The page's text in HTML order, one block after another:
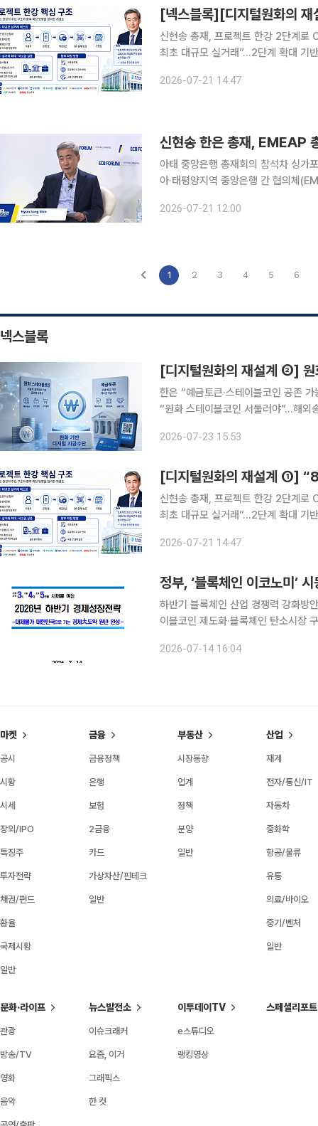
신현송 총재, 프로젝트 한강 2단계로
최초 대규모 실거래”…2단계 확대 기
핵심 과제로 끌어올리고 있다. 표면적
2026-07-21 14:47
신현송 한은 총재, EMEAP
아태 중앙은행 총재회의 참석차 싱가포르행 신현송 한국은행 총재가 싱가포르에서 개
아·태평양지역 중앙은행 간 협의
의'와 '제15차 EMEA
2026-07-21 12:00
1 2 3 4 5 6
넥스블록
한은 “예금토큰·스테이블코인 공존
“원화 스테이블코인 서둘러야”…해외
고 있다. 한쪽에서는 달러 스테이블
2026-07-23 15:53
신현송 총재, 프로젝트 한강 2단계로
최초 대규모 실거래”…2단계 확대 기
핵심 과제로 끌어올리고 있다. 표면적
2026-07-21 14:47
정부, ‘블록체인 이코노미’
하반기 블록체인 산업 경쟁력 강화
이블코인 제도화·블록체인 탄소시장
을 포함한 디지털자산 규율체계 마련
2026-07-14 16:04
마켓
공시
시황
시세
장외/IPO
특징주
투자전략
채권/펀드
환율
국제시황
일반
금융
금융정책
은행
보험
2금융
카드
가상자산/핀테크
일반
부동산
시장동향
업계
정책
분양
일반
산업
재계
전자/통신/IT
자동차
중화학
항공/물류
유통
의료/바이오
중기/벤처
일반
문화·라이프
관광
방송/TV
영화
음악
뉴스발전소
이슈크래커
요즘, 이거
그래픽스
한 컷
이투데이TV
e스튜디오
랭킹영상
스페셜리포트